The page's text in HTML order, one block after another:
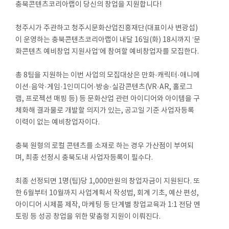
충북콘텐츠코리아랩이 당신의 창업을 지원합니다!
청주시가 주관하고 청주시문화산업진흥재단(대표이사 변광섭)
이 운영하는 충북콘텐츠코리아랩이 내달 16일(화) 18시까지 ‘문
화콘텐츠 예비창업 지원사업’에 참여할 예비창업자를 모집한다.
총 8팀을 지원하는 이번 사업의 모집대상은 만화·캐릭터·애니메
이션·음악·게임·1인미디어·방송·실감콘텐츠(VR·AR, 홀로그
램, 프로젝션 매핑 등) 등 문화산업 관련 아이디어와 아이템을 구
체화해 결과물로 개발할 의지가 있는, 공고일 기준 사업자등록
이력이 없는 예비창업자이다.
충북 원형의 로컬 콘텐츠를 소재로 하는 경우 가산점이 부여되
며, 최종 선정시 충북도내 사업자등록이 필수다.
최종 선정되면 1명(팀)당 1,000만원의 창업자금이 지원된다. 또
한 6월부터 10월까지 사업계획서 작성법, 회계 기초, 예산 편성,
아이디어 시제품 제작, 마케팅 등 단계별 창업교육과 1:1 전담 멘
토링 등 성공 창업을 위한 맞춤형 지원이 이뤄진다.